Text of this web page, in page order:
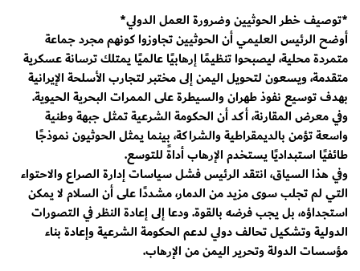
*توصيف خطر الحوثيين وضرورة العمل الدولي*
أوضح الرئيس العليمي أن الحوثيين تجاوزوا كونهم مجرد جماعة
متمردة محلية، ليصبحوا تنظيمًا إرهابيًا عالميًا يمتلك ترسانة عسكرية
متقدمة، ويسعون لتحويل اليمن إلى مختبر لتجارب الأسلحة الإيرانية
بهدف توسيع نفوذ طهران والسيطرة على الممرات البحرية الحيوية.
وفي معرض المقارنة، أكد أن الحكومة الشرعية تمثل جبهة وطنية
واسعة تؤمن بالديمقراطية والشراكة، بينما يمثل الحوثيون نموذجًا
طائفيًا استبداديًا يستخدم الإرهاب أداةً للتوسع.
وفي هذا السياق، انتقد الرئيس فشل سياسات إدارة الصراع والاحتواء
التي لم تجلب سوى مزيد من الدمار، مشددًا على أن السلام لا يمكن
استجداؤه، بل يجب فرضه بالقوة. ودعا إلى إعادة النظر في التصورات
الدولية وتشكيل تحالف دولي لدعم الحكومة الشرعية وإعادة بناء
مؤسسات الدولة وتحرير اليمن من الإرهاب.